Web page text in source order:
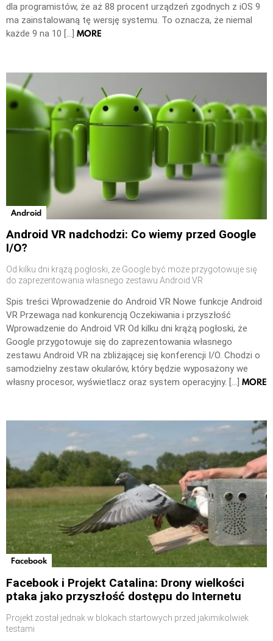
dla programistów, że aż 88 procent urządzeń zgodnych z iOS 9
ma zainstalowaną tę wersję systemu. To oznacza, że niemal
każde 9 na 10 […] MORE
Android
Android VR nadchodzi: Co wiemy przed Google
I/O?
Od kilku dni krążą pogłoski, że Google być może przygotowuje się
do zaprezentowania własnego zestawu Android VR
Spis treści Wprowadzenie do Android VR Nowe funkcje Android
VR Przewaga nad konkurencją Oczekiwania i przyszłość
Wprowadzenie do Android VR Od kilku dni krążą pogłoski, że
Google przygotowuje się do zaprezentowania własnego
zestawu Android VR na zbliżającej się konferencji I/O. Chodzi o
samodzielny zestaw okularów, który będzie wyposażony we
własny procesor, wyświetlacz oraz system operacyjny. […] MORE
Facebook
Facebook i Projekt Catalina: Drony wielkości
ptaka jako przyszłość dostępu do Internetu
Projekt został jednak w blokach startowych przed jakimikolwiek
testami